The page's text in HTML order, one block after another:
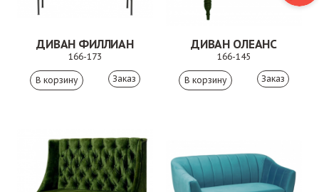
ДИВАН ФИЛЛИАН
166-173
Заказ
ДИВАН ОЛЕАНС
166-145
Заказ